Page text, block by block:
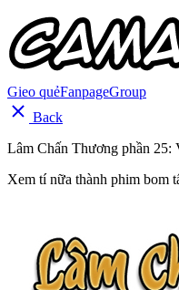
Gieo quẻFanpageGroup
Back
Lâm Chấn Thương phần 25:
Xem tí nữa thành phim bom